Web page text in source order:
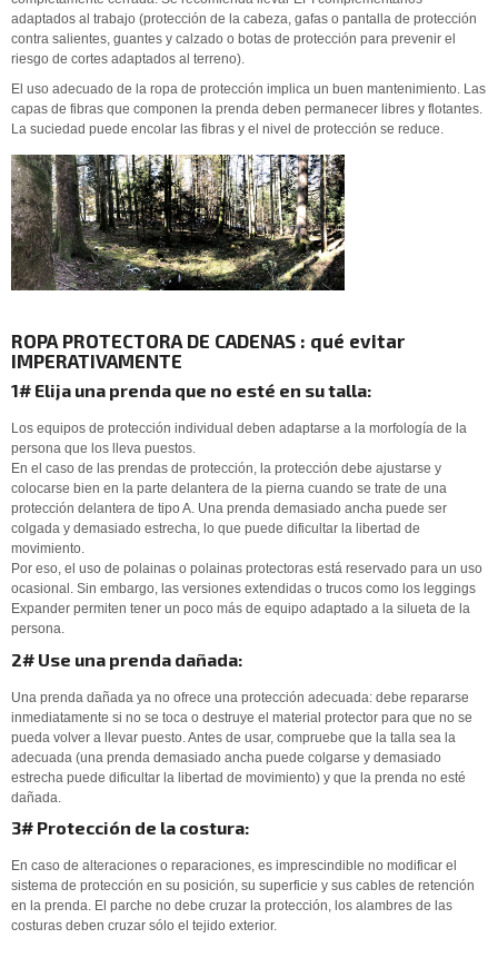
adaptados al trabajo (protección de la cabeza, gafas o pantalla de protección
contra salientes, guantes y calzado o botas de protección para prevenir el
riesgo de cortes adaptados al terreno).
El uso adecuado de la ropa de protección implica un buen mantenimiento. Las
capas de fibras que componen la prenda deben permanecer libres y flotantes.
La suciedad puede encolar las fibras y el nivel de protección se reduce.
ROPA PROTECTORA DE CADENAS : qué evitar
IMPERATIVAMENTE
1# Elija una prenda que no esté en su talla:
Los equipos de protección individual deben adaptarse a la morfología de la
persona que los lleva puestos.
En el caso de las prendas de protección, la protección debe ajustarse y
colocarse bien en la parte delantera de la pierna cuando se trate de una
protección delantera de tipo A. Una prenda demasiado ancha puede ser
colgada y demasiado estrecha, lo que puede dificultar la libertad de
movimiento.
Por eso, el uso de polainas o polainas protectoras está reservado para un uso
ocasional. Sin embargo, las versiones extendidas o trucos como los leggings
Expander permiten tener un poco más de equipo adaptado a la silueta de la
persona.
2# Use una prenda dañada:
Una prenda dañada ya no ofrece una protección adecuada: debe repararse
inmediatamente si no se toca o destruye el material protector para que no se
pueda volver a llevar puesto. Antes de usar, compruebe que la talla sea la
adecuada (una prenda demasiado ancha puede colgarse y demasiado
estrecha puede dificultar la libertad de movimiento) y que la prenda no esté
dañada.
3# Protección de la costura:
En caso de alteraciones o reparaciones, es imprescindible no modificar el
sistema de protección en su posición, su superficie y sus cables de retención
en la prenda. El parche no debe cruzar la protección, los alambres de las
costuras deben cruzar sólo el tejido exterior.